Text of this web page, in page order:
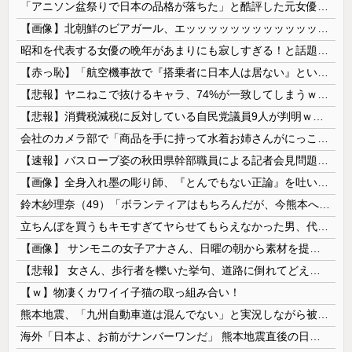
【ｗ】物凄くカワイイ子猫の取っ組み合い！